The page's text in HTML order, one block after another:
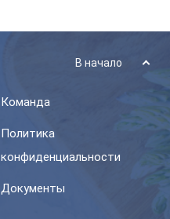
В начало
Команда
Политика
конфиденциальности
Документы